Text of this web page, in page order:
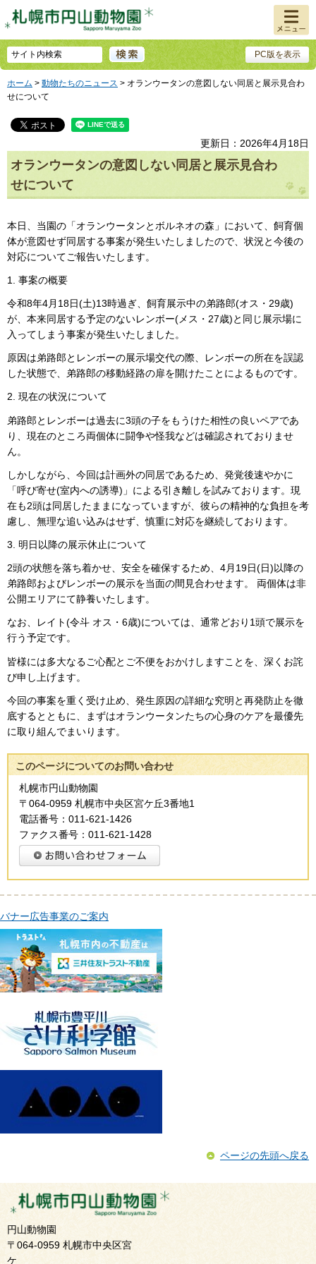
PC版を表示
メニュ
ー
ホーム > 動物たちのニュース > オランウータンの意図しない同居と展示見合わ
せについて
更新日：2026年4月18日
オランウータンの意図しない同居と展示見合わ
せについて
本日、当園の「オランウータンとボルネオの森」において、飼育個
体が意図せず同居する事案が発生いたしましたので、状況と今後の
対応についてご報告いたします。
1. 事案の概要
令和8年4月18日(土)13時過ぎ、飼育展示中の弟路郎(オス・29歳)
が、本来同居する予定のないレンボー(メス・27歳)と同じ展示場に
入ってしまう事案が発生いたしました。
原因は弟路郎とレンボーの展示場交代の際、レンボーの所在を誤認
した状態で、弟路郎の移動経路の扉を開けたことによるものです。
2. 現在の状況について
弟路郎とレンボーは過去に3頭の子をもうけた相性の良いペアであ
り、現在のところ両個体に闘争や怪我などは確認されておりませ
ん。
しかしながら、今回は計画外の同居であるため、発覚後速やかに
「呼び寄せ(室内への誘導)」による引き離しを試みております。現
在も2頭は同居したままになっていますが、彼らの精神的な負担を考
慮し、無理な追い込みはせず、慎重に対応を継続しております。
3. 明日以降の展示休止について
2頭の状態を落ち着かせ、安全を確保するため、4月19日(日)以降の
弟路郎およびレンボーの展示を当面の間見合わせます。 両個体は非
公開エリアにて静養いたします。
なお、レイト(令斗 オス・6歳)については、通常どおり1頭で展示を
行う予定です。
皆様には多大なるご心配とご不便をおかけしますことを、深くお詫
び申し上げます。
今回の事案を重く受け止め、発生原因の詳細な究明と再発防止を徹
底するとともに、まずはオランウータンたちの心身のケアを最優先
に取り組んでまいります。
このページについてのお問い合わせ
札幌市円山動物園
〒064-0959 札幌市中央区宮ケ丘3番地1
電話番号：011-621-1426
ファクス番号：011-621-1428
バナー広告事業のご案内
ページの先頭へ戻る
円山動物園
〒064-0959 札幌市中央区宮
ケ